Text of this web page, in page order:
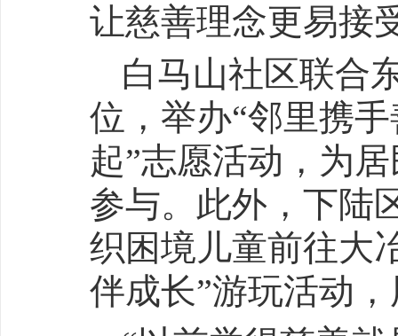
让慈善理念更易接
白马山社区联合
位，举办“邻里携
起”志愿活动，为
参与。此外，下陆
织困境儿童前往大
伴成长”游玩活动